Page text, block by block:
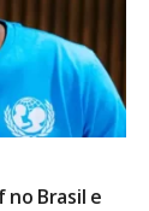
no Brasil e